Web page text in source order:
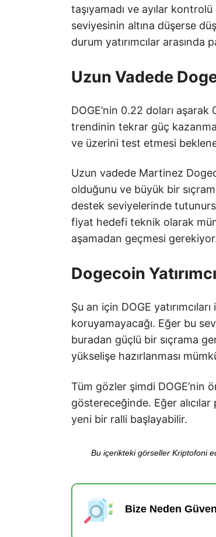
taşıyamadı ve ayılar
seviyesinin altına düşerse
durum yatırımcılar arasında
Uzun Vadede
DOGE’nin 0.22 doları
trendinin tekrar güç
ve üzerini test etmesi
Uzun vadede Martinez
olduğunu ve büyük bir
destek seviyelerinde
fiyat hedefi teknik olarak
aşamadan geçmesi
Dogecoin
Şu an için DOGE
koruyamayacağı. Eğer bu
buradan güçlü bir sıçrama
yükselişe hazırlanması
Tüm gözler şimdi DOGE’nin
göstereceğinde. Eğer
yeni bir ralli başlayabilir.
Bu içerikteki görseller Kriptofoni
Bize Neden